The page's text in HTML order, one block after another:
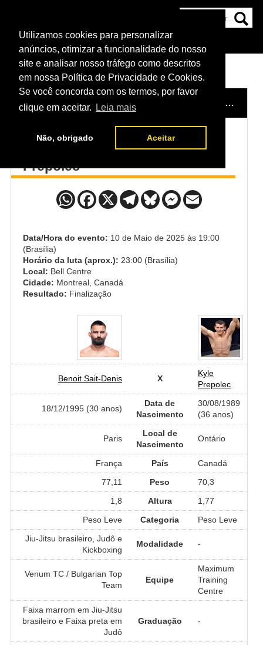
Utilizamos cookies para personalizar
anúncios, otimizar a funcionalidade do nosso
site e analisar nosso tráfego como descritos
em nossa Política de Privacidade e Cookies.
Se você concorda com os termos, por favor
clique em aceitar.
Leia mais
Não, obrigado Aceitar
NOTÍCIAS
HOME EVENTO / UFC 315: MUHAMMAD VS. DELLA MADDALENA
Benoit Sait-Denis x Kyle
Prepolec
Data/Hora do evento: 10 de Maio de 2025 às 19:00
(Brasília)
Horário da luta (aprox.): 23:00 (Brasília)
Local: Bell Centre
Cidade: Montreal, Canadá
Resultado: Finalização
Benoit Sait-Denis X
Kyle
Prepolec
18/12/1995 (30 anos)
Data de
Nascimento
30/08/1989
(36 anos)
Paris
Local de
Nascimento
Ontário
França País
Canadá
77,11
Peso
70,3
1,8
Altura
1,77
Peso Leve
Categoria
Peso Leve
Jiu-Jitsu brasileiro, Judô e
Kickboxing
Modalidade -
Venum TC / Bulgarian Top
Team
Equipe
Maximum
Training
Centre
Faixa marrom em Jiu-Jitsu
brasileiro e Faixa preta em
Judô
Graduação -